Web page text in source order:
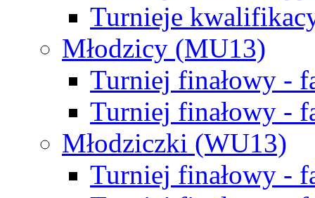
Turnieje
Młodzicy (MU13)
Turniej finałowy -
Turniej finałowy -
Młodziczki (WU13)
Turniej finałowy -